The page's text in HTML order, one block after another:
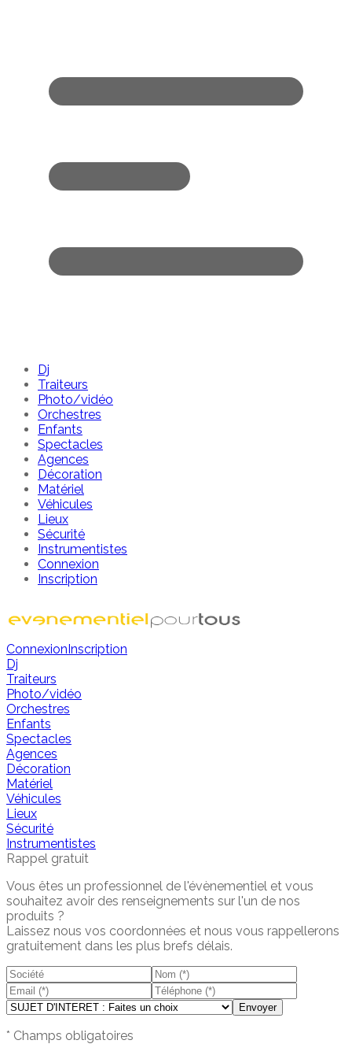
Dj
Traiteurs
Photo/vidéo
Orchestres
Enfants
Spectacles
Agences
Décoration
Matériel
Véhicules
Lieux
Sécurité
Instrumentistes
Connexion
Inscription
ConnexionInscription
Dj
Traiteurs
Photo/vidéo
Orchestres
Enfants
Spectacles
Agences
Décoration
Matériel
Véhicules
Lieux
Sécurité
Instrumentistes
Rappel gratuit
Vous êtes un professionnel de l'évènementiel et vous
souhaitez avoir des renseignements sur l'un de nos
produits ?
Laissez nous vos coordonnées et nous vous rappellerons
gratuitement dans les plus brefs délais.
Envoyer
* Champs obligatoires